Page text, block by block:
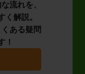
流れを、
く解説。
ある疑問
！